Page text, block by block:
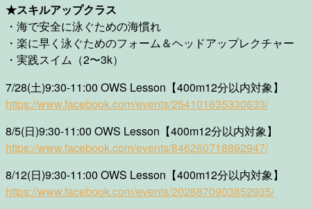
★スキルアップクラス
・海で安全に泳ぐための海慣れ
・楽に早く泳ぐためのフォーム＆ヘッドアップレクチャー
・実践スイム（2〜3k）
7/28(土)9:30-11:00 OWS Lesson【400m12分以内対象】
https://www.facebook.com/events/254101635330633/
8/5(日)9:30-11:00 OWS Lesson【400m12分以内対象】
https://www.facebook.com/events/846260718892947/
8/12(日)9:30-11:00 OWS Lesson【400m12分以内対象】
https://www.facebook.com/events/2028870903852935/